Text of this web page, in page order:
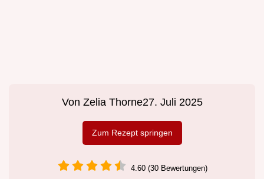
Von Zelia Thorne27. Juli 2025
Zum Rezept springen
4.60 (30 Bewertungen)